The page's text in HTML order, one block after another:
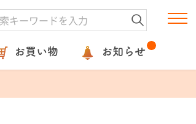
お買い物 お知らせ